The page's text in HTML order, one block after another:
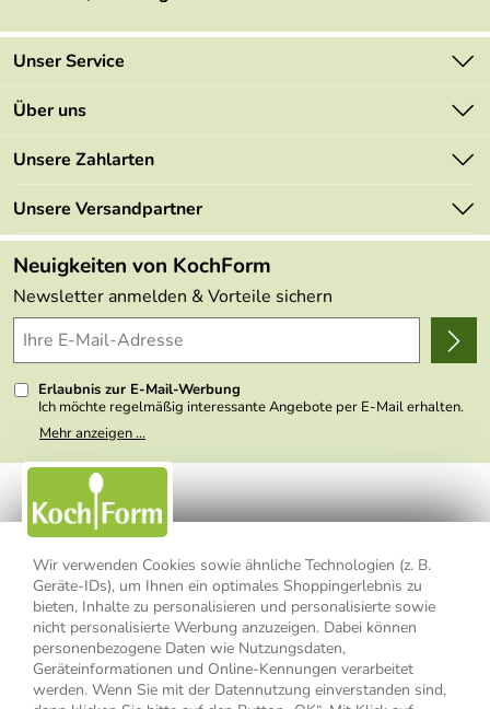
Wir verwenden Cookies sowie ähnliche Technologien (z. B.
Geräte-IDs), um Ihnen ein optimales Shoppingerlebnis zu
bieten, Inhalte zu personalisieren und personalisierte sowie
nicht personalisierte Werbung anzuzeigen. Dabei können
personenbezogene Daten wie Nutzungsdaten,
Geräteinformationen und Online-Kennungen verarbeitet
werden. Wenn Sie mit der Datennutzung einverstanden sind,
Unser Service
Kontakt
Mehrwertsteuerfrei
Retourenportal
FAQs
Lieferbedingungen
Delivery Terms
Kundenlogin
Über uns
Marken
Angebote
Made in Germany
Themen
Wir über uns
Presse
Unsere Zahlarten
Unsere Versandpartner
Neuigkeiten von KochForm
Newsletter anmelden & Vorteile sichern
Erlaubnis zur E-Mail-Werbung
Ich möchte regelmäßig interessante Angebote per E-Mail erhalten.
Meine E-Mail-Adresse wird nicht an andere Unternehmen
weitergegeben. Zu statistischen Zwecken wird in anonymer Form
nicht erkennbar, welche konkrete Person geklickt hat. Diese
Einwilligung zur Nutzung meiner E-Mail- Adresse für Werbezwecke
kann ich jederzeit mit Wirkung für die Zukunft widerrufen, indem ich
den Link "Abmelden" am Ende des Newsletters anklicke oder die
Option Newsletter im Mitgliederbereich deaktiviere. Die
Mehr anzeigen ...
Impressum Datenschutzerklärung
AGB
Widerrufsbelehrung
Widerrufsformular
Vertrag widerrufen